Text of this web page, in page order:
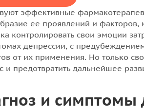
эффективные
ее проявлений и
контролировать свои эмоции
депрессии, с
от их применения. Но только
и предотвратить дальнейшее
и симптомы